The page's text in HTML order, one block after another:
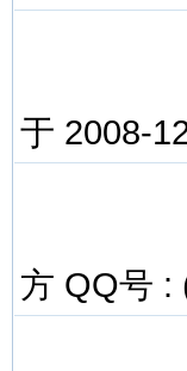
于 2008-
方 QQ号 :